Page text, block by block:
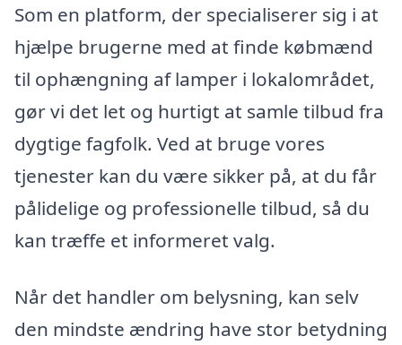
Som en platform, der specialiserer sig i at
hjælpe brugerne med at finde købmænd
til ophængning af lamper i lokalområdet,
gør vi det let og hurtigt at samle tilbud fra
dygtige fagfolk. Ved at bruge vores
tjenester kan du være sikker på, at du får
pålidelige og professionelle tilbud, så du
kan træffe et informeret valg.
Når det handler om belysning, kan selv
den mindste ændring have stor betydning